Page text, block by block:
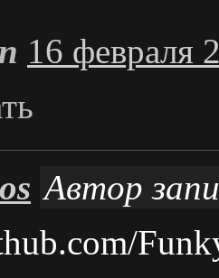
16 февраля
Автор